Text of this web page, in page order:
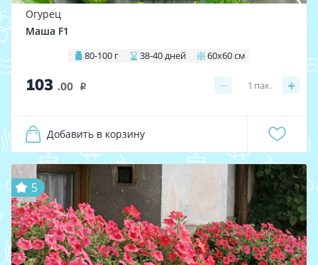
Огурец
Маша F1
80-100 г 38-40 дней 60х60 см
103 .00 i − +
1 пак.
Добавить в корзину
5